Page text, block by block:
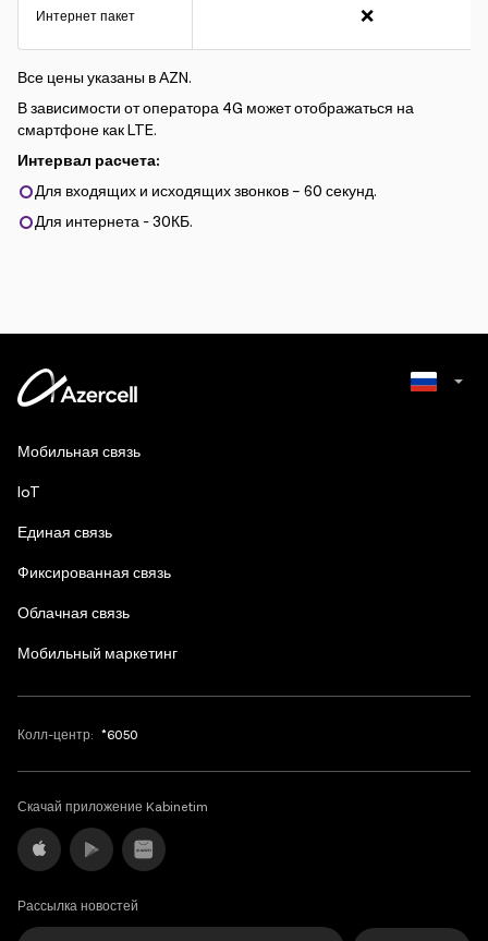
Интернет пакет ❌
Все цены указаны в АZN.
В зависимости от оператора 4G может отображаться на
смартфоне как LTE.
Интервал расчета:
Для входящих и исходящих звонков – 60 секунд.
Для интернета - 30КБ.
Мобильная связь
IoT
Единая связь
Фиксированная связь
Облачная связь
Мобильный маркетинг
Колл-центр: *6050
Скачай приложение Kabinetim
Рассылка новостей